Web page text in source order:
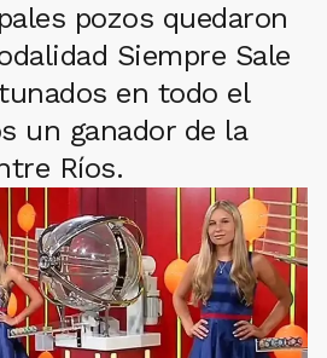
pozos quedaron
Siempre Sale
en todo el
un ganador de la
Ríos.